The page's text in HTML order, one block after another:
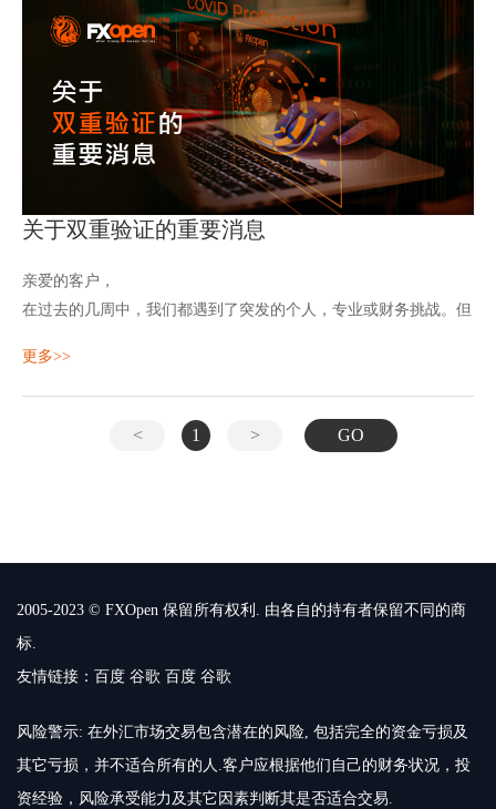
关于双重验证的重要消息
亲爱的客户，
在过去的几周中，我们都遇到了突发的个人，专业或财务挑战。但
我们员工的人身安全。
更多>>
< 1 > GO
2005-2023 © FXOpen 保留所有权利. 由各自的持有者保留不同的商
标.
友情链接： 百度 谷歌 百度 谷歌
风险警示: 在外汇市场交易包含潜在的风险, 包括完全的资金亏损及
其它亏损，并不适合所有的人.客户应根据他们自己的财务状况，投
资经验，风险承受能力及其它因素判断其是否适合交易.